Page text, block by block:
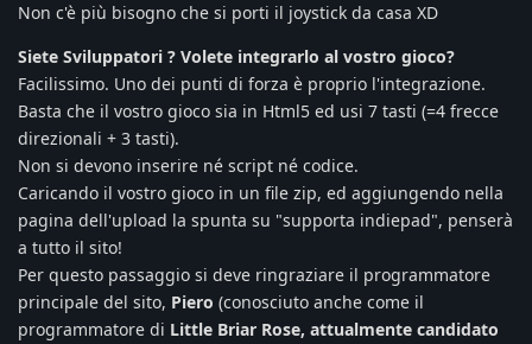
Non c'è più bisogno che si porti il joystick da casa XD
Siete Sviluppatori ? Volete integrarlo al vostro gioco?
Facilissimo. Uno dei punti di forza è proprio l'integrazione.
Basta che il vostro gioco sia in Html5 ed usi 7 tasti (=4 frecce
direzionali + 3 tasti).
Non si devono inserire né script né codice.
Caricando il vostro gioco in un file zip, ed aggiungendo nella
pagina dell'upload la spunta su "supporta indiepad", penserà
a tutto il sito!
Per questo passaggio si deve ringraziare il programmatore
principale del sito, Piero (conosciuto anche come il
programmatore di Little Briar Rose, attualmente candidato